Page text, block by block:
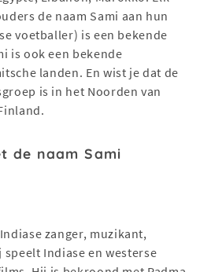
de naam Sami aan hun
voetballer) is een bekende
is ook een bekende
landen. En wist je dat de
is in het Noorden van
de naam Sami
zanger, muzikant,
Indiase en westerse